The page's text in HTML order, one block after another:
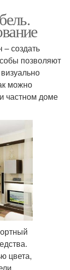
– создать
позволяют
можно
частном доме
цвета,